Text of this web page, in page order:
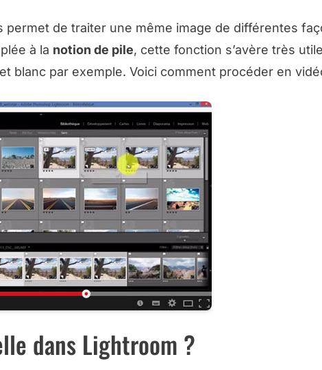
permet de traiter une même image de différentes
à la notion de pile, cette fonction s’avère très utile
blanc par exemple. Voici comment procéder en
dans Lightroom ?